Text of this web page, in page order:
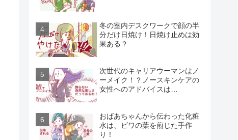
冬の室内デスクワークで顔の半
分だけ日焼け！日焼け止めは効
果ある？
次世代のキャリアウーマンはノ
ーメイク！？ノースキンケアの
女性へのアドバイスは…
おばあちゃんから伝わった化粧
水は、ビワの葉を煎じた手作
り！